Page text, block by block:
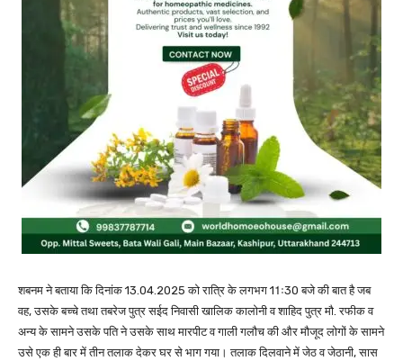
शबनम ने बताया कि दिनांक 13.04.2025 को रात्रि के लगभग 11ः30 बजे की बात है जब
वह, उसके बच्चे तथा तबरेज पुत्र सईद निवासी खालिक कालोनी व शाहिद पुत्र मौ. रफीक व
अन्य के सामने उसके पति ने उसके साथ मारपीट व गाली गलौच की और मौजूद लोगों के सामने
उसे एक ही बार में तीन तलाक देकर घर से भाग गया। तलाक दिलवाने में जेठ व जेठानी, सास